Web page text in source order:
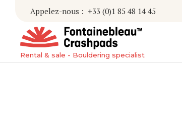
Appelez-nous : +33 (0)1 85 48 14 45
Rental & sale - Bouldering specialist